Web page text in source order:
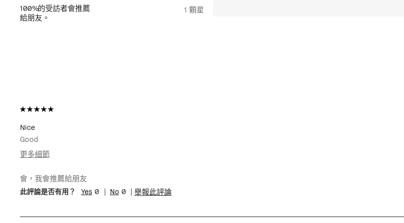
100%的受訪者會推薦
給朋友。
1 顆星
Nice
Good
更多細節
肌膚類型
乾性肌膚
肌膚問題
膚色不均勻
會，我會推薦給朋友
此評論是否有用？ 0 0 舉報此評論